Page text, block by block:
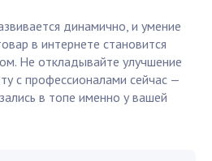
динамично, и умение
в интернете становится
Не откладывайте улучшение
с профессионалами сейчас —
в топе именно у вашей